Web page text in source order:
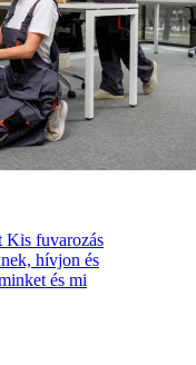
Kis fuvarozás
hívjon és
és mi